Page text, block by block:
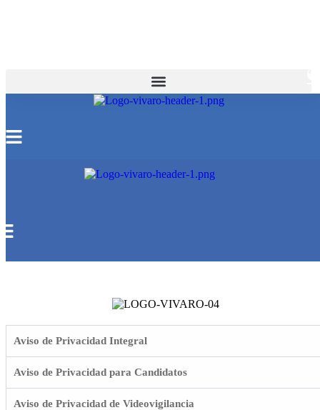
Aviso de Privacidad Integral
Aviso de Privacidad para Candidatos
Aviso de Privacidad de Videovigilancia